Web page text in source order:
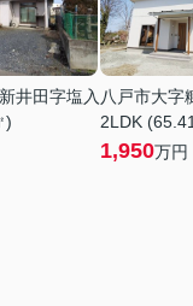
井田字塩入
)
八戸市大字
2LDK
1,950万円